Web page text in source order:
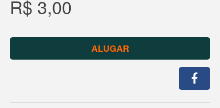
R$ 3,00
ALUGAR